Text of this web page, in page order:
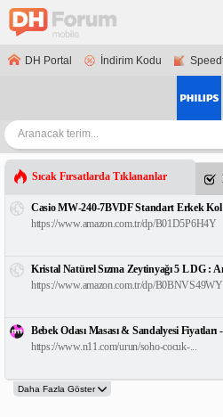
DH Portal İndirim Kodu
Sıcak Fırsatlarda Tıklananlar
Casio MW-240-7BVDF Standart Erkek Kol
https://www.amazon.com.tr/dp/B01D5P6H4Y
Kristal Natürel Sızma Zeytinyağı 5 L DG :
https://www.amazon.com.tr/dp/B0BNVS49WY
Bebek Odası Masası & Sandalyesi Fiyatları
https://www.n11.com/urun/soho-cocuk-...